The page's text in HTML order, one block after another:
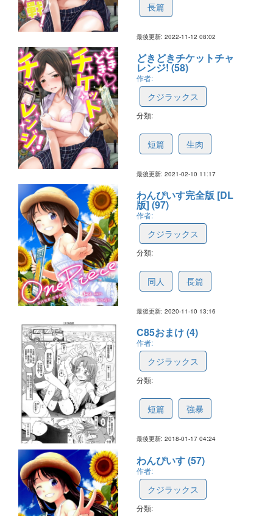
長篇
最後更新: 2022-11-12 08:02
どきどきチケットチャ
レンジ! (58)
作者:
クジラックス
分類:
短篇 生肉
最後更新: 2021-02-10 11:17
わんぴいす完全版 [DL
版] (97)
作者:
クジラックス
分類:
同人 長篇
最後更新: 2020-11-10 13:16
C85おまけ (4)
作者:
クジラックス
分類:
短篇 強暴
最後更新: 2018-01-17 04:24
わんぴいす (57)
作者:
クジラックス
分類: